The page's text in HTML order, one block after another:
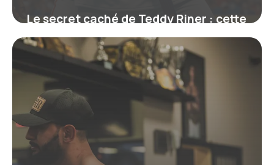
Le secret caché de Teddy Riner : cette
ceinture qui symbolise bien plus
qu’un grade
19 juin 2026